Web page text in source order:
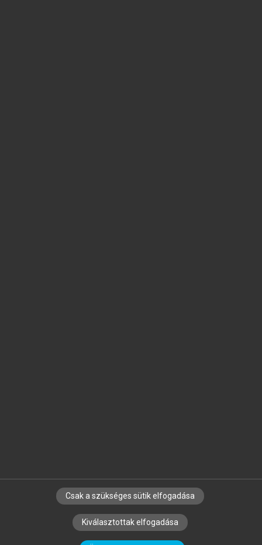
SZERZŐKNEK CÉGEKNEK KÖNYVTÁROSOKNAK
SZERKESZTÉSI ÉS LEKTORÁLÁSI ALAPELVEK
Csak a szükséges sütik elfogadása
Kiválasztottak elfogadása